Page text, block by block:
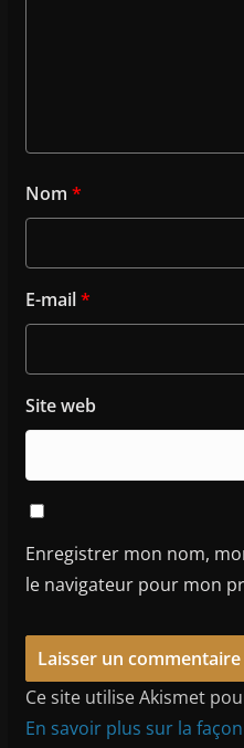
Nom *
E-mail*
Site web
Enregistrer mon nom,
le navigateur pour mon
Ce site utilise Akismet
En savoir plus sur la